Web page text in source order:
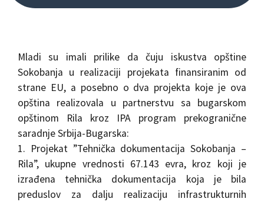
Mladi su imali prilike da čuju iskustva opštine
Sokobanja u realizaciji projekata finansiranim od
strane EU, a posebno o dva projekta koje je ova
opština realizovala u partnerstvu sa bugarskom
opštinom Rila kroz IPA program prekogranične
saradnje Srbija-Bugarska:
1. Projekat ”Tehnička dokumentacija Sokobanja –
Rila”, ukupne vrednosti 67.143 evra, kroz koji je
izrađena tehnička dokumentacija koja je bila
preduslov za dalju realizaciju infrastrukturnih